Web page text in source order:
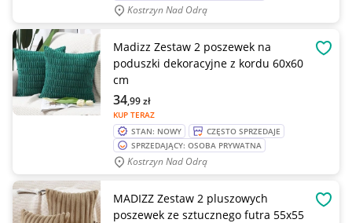
Kostrzyn Nad Odrą
Madizz Zestaw 2 poszewek na
poduszki dekoracyjne z kordu 60x60
cm
KUP TERAZ
34,99zł
STAN: NOWY
CZĘSTO SPRZEDAJE
SPRZEDAJĄCY: OSOBA PRYWATNA
Kostrzyn Nad Odrą
MADIZZ Zestaw 2 pluszowych
poszewek ze sztucznego futra 55x55